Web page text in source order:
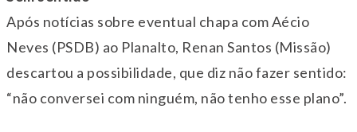
Após notícias sobre eventual chapa com Aécio
Neves (PSDB) ao Planalto, Renan Santos (Missão)
descartou a possibilidade, que diz não fazer sentido:
“não conversei com ninguém, não tenho esse plano”.